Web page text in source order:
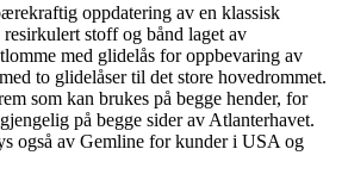
oppdatering av en klassisk
resirkulert stoff og bånd laget av
med glidelås for oppbevaring av
to glidelåser til det store hovedrommet.
som kan brukes på begge hender, for
på begge sider av Atlanterhavet.
også av Gemline for kunder i USA og